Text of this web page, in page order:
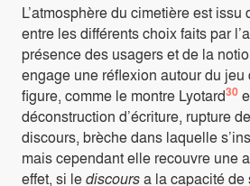
L’atmosphère du cimetière est
entre les différents choix faits par
présence des usagers et de la
engage une réflexion autour du
figure, comme le montre Lyotard30
déconstruction d’écriture, rupture
discours, brèche dans laquelle
mais cependant elle recouvre une
effet, si lediscoursa la capacité de